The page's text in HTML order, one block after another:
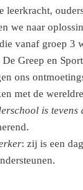
leerkracht,
we naar
die vanaf groep 3
Greep en
ons
met de
is tevens
: zij is een